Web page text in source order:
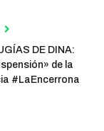
DE DINA:
de la
#LaEncerrona